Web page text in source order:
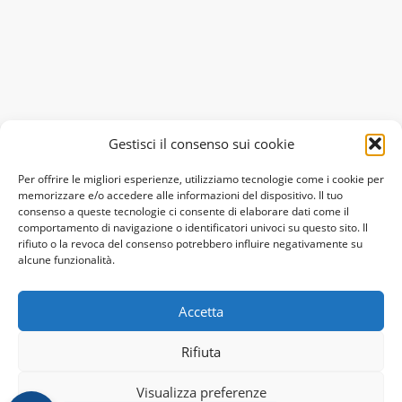
Gestisci il consenso sui cookie
Per offrire le migliori esperienze, utilizziamo tecnologie come i cookie per
memorizzare e/o accedere alle informazioni del dispositivo. Il tuo
consenso a queste tecnologie ci consente di elaborare dati come il
comportamento di navigazione o identificatori univoci su questo sito. Il
rifiuto o la revoca del consenso potrebbero influire negativamente su
alcune funzionalità.
Accetta
Rifiuta
Visualizza preferenze